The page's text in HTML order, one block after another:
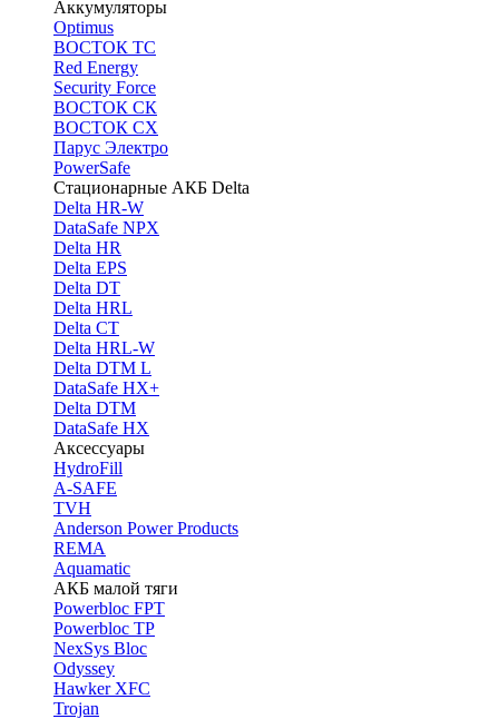
Аккумуляторы
Optimus
ВОСТОК ТС
Red Energy
Security Force
ВОСТОК СК
ВОСТОК СХ
Парус Электро
PowerSafe
Стационарные АКБ Delta
Delta HR-W
DataSafe NPX
Delta HR
Delta EPS
Delta DT
Delta HRL
Delta CT
Delta HRL-W
Delta DTM L
DataSafe HX+
Delta DTM
DataSafe HX
Аксессуары
HydroFill
A-SAFE
TVH
Anderson Power Products
REMA
Aquamatic
АКБ малой тяги
Powerbloc FPT
Powerbloc TP
NexSys Bloc
Odyssey
Hawker XFC
Trojan